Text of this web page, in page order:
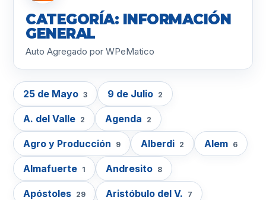
CATEGORÍA: INFORMACIÓN
GENERAL
Auto Agregado por WPeMatico
25 de Mayo 3 9 de Julio 2
A. del Valle 2 Agenda 2
Agro y Producción 9 Alberdi 2 Alem 6
Almafuerte 1 Andresito 8
Apóstoles 29 Aristóbulo del V. 7